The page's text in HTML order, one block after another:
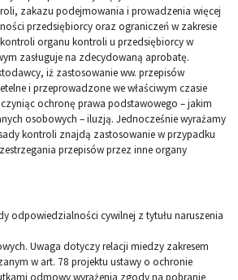
zakazu podejmowania i prowadzenia więcej
przedsiębiorcy oraz ograniczeń w zakresie
organu kontroli u przedsiębiorcy w
zasługuje na zdecydowaną aprobatę.
iż zastosowanie ww. przepisów
i przeprowadzone we właściwym czasie
ochronę prawa podstawowego – jakim
osobowych – iluzją. Jednocześnie wyrażamy
kontroli znajdą zastosowanie w przypadku
przepisów przez inne organy
odpowiedzialności cywilnej z tytułu naruszenia
Uwaga dotyczy relacji miedzy zakresem
w art. 78 projektu ustawy o ochronie